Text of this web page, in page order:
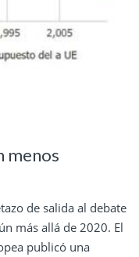
menos
de salida al debate
más allá de 2020. El
publicó una